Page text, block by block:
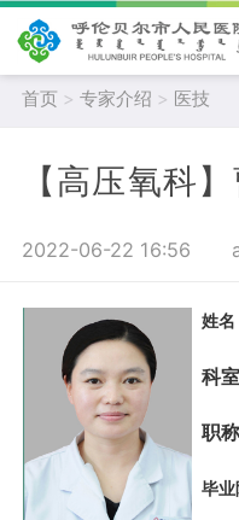
首页 > 专家介绍 > 医技
【高压氧科
2022-06-22 16:56
姓名
科室
职称
毕